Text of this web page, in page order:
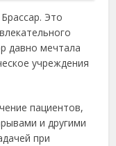
Это
давно мечтала
учреждения
пациентов,
и другими
при